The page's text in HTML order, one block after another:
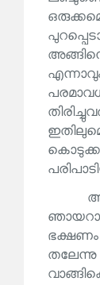
തലേന്നു